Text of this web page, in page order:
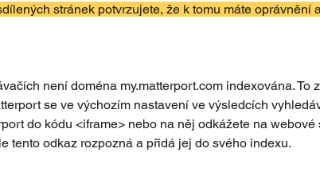
stránek potvrzujete, že k tomu máte oprávnění
není doména my.matterport.com indexována. To
se ve výchozím nastavení ve výsledcích
do kódu <iframe> nebo na něj odkážete na webové
tento odkaz rozpozná a přidá jej do svého indexu.